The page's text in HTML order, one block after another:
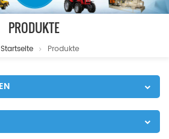
PRODUKTE
Startseite Produkte